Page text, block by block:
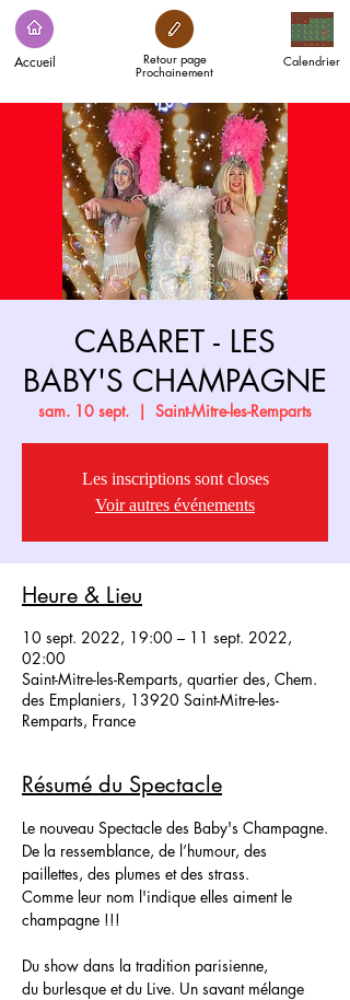
Accueil Calendrier
Retour page
Prochainement
CABARET - LES
BABY'S CHAMPAGNE
sam. 10 sept.
  |
Saint-Mitre-les-Remparts
Les inscriptions sont closes
Voir autres événements
Heure & Lieu
10 sept. 2022, 19:00 – 11 sept. 2022,
02:00
Saint-Mitre-les-Remparts, quartier des, Chem.
des Emplaniers, 13920 Saint-Mitre-les-
Remparts, France
Résumé du Spectacle
Le nouveau Spectacle des Baby's Champagne.
De la ressemblance, de l’humour, des
paillettes, des plumes et des strass.
Comme leur nom l'indique elles aiment le
champagne !!!
Du show dans la tradition parisienne,
du burlesque et du Live. Un savant mélange